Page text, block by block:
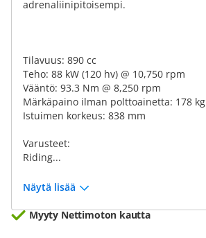
adrenaliinipitoisempi.
Tilavuus: 890 cc
Teho: 88 kW (120 hv) @ 10,750 rpm
Vääntö: 93.3 Nm @ 8,250 rpm
Märkäpaino ilman polttoainetta: 178 kg
Istuimen korkeus: 838 mm
Varusteet:
Riding...
Näytä lisää
Myyty Nettimoton kautta